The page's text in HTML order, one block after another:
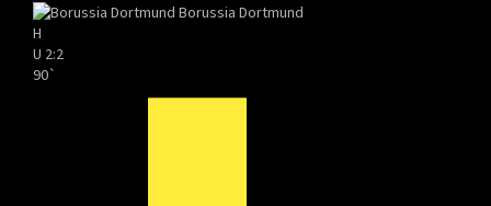
Borussia Dortmund
H
U 2:2
90`